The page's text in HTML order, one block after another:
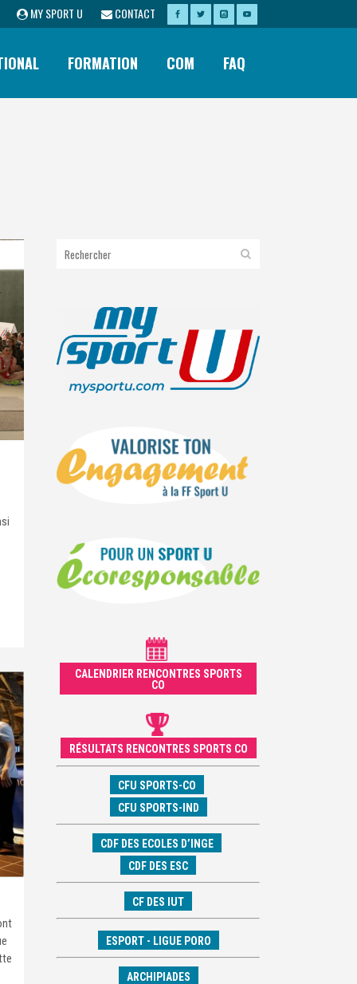
MY SPORT U CONTACT
FORMATION COM FAQ
CALENDRIER RENCONTRES SPORTS
CO
RÉSULTATS RENCONTRES SPORTS CO
CFU SPORTS-CO
CFU SPORTS-IND
CDF DES ECOLES D’INGE
CDF DES ESC
CF DES IUT
ESPORT - LIGUE PORO
ARCHIPIADES